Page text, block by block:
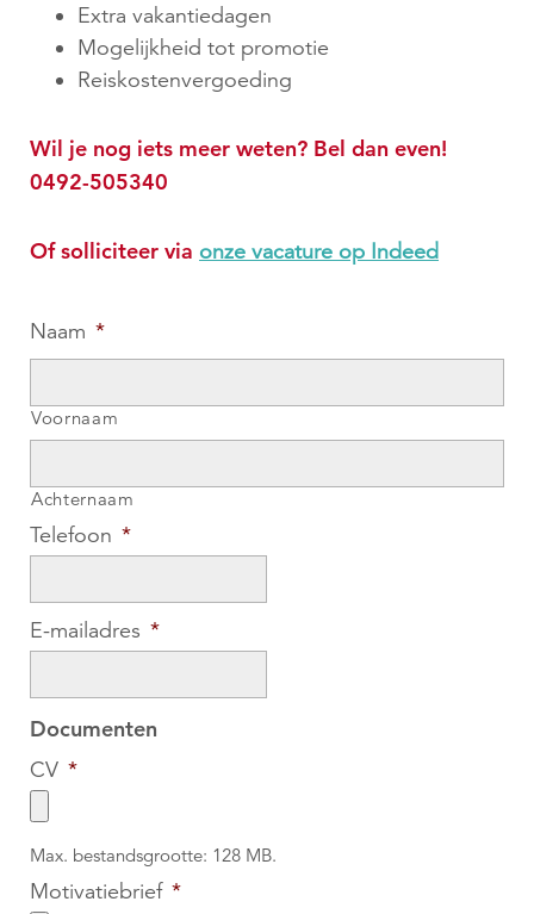
Extra vakantiedagen
Mogelijkheid tot promotie
Reiskostenvergoeding
Wil je nog iets meer weten? Bel dan even!
0492-505340
Of solliciteer via onze vacature op Indeed
Naam *
Voornaam
Achternaam
Telefoon *
E-mailadres *
Documenten
CV *
Max. bestandsgrootte: 128 MB.
Motivatiebrief *